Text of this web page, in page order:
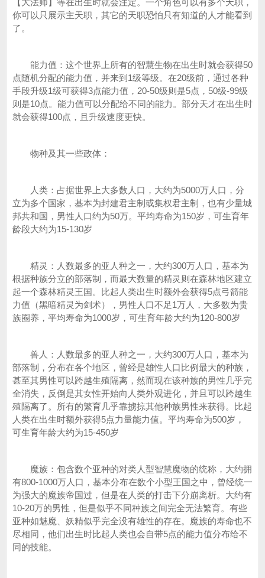
【大法师】等在出生时就会注定。一个角色可以有多个天职，
你可以只展示主天职，其它的天职恐怕只有知道的人才能看到
了。
能力值：这个世界上所有的智慧生物在出生时就会获得50
点随机分配的能力值，并来到1级等级。在20级前，通过各种
手段升级1级可获得3点能力值，20-50级则是5点，50级-99级
则是10点。能力值可以分配给不同的能力。部分天才在出生时
就会获得100点，且升级速度更快。
物种及其一些政体：
人类：占据世界上大多数人口，大约为5000万人口，分
立为多个国家，基本为封建君主制或集权君主制，也有少量城
邦共和国，男性人口约为50万。平均寿命为150岁，可生育年
龄段大约为15-130岁
精灵：人数最多的亚人种之一，大约300万人口，基本为
根据种族分立的部落制，而最大数量的精灵则在森林地区建立
起一个森林精灵王国。比起人类出生时额外会获得5点弓箭能
力值（黑暗精灵为剑术），男性人口不足1万人，大多数为贵
族圈养，平均寿命为1000岁，可生育年龄大约为120-800岁
兽人：人数最多的亚人种之一，大约300万人口，基本为
部落制，分布在各个地区，曾经是雄性人口比例最大的种族，
甚至其男性可以跨越生殖隔离，然而现在该种族的男性几乎完
全消失，反倒是其女性开始向人类外观进化，并且可以跨越生
殖隔离了。所有的繁育几乎靠掳掠其他种族男性来获得。比起
人类在出生时额外获得5点力量能力值。平均寿命为500岁，
可生育年龄大约为15-450岁
魔族：包含数个亚种的对类人型智慧魔物的统称，大约拥
有800-1000万人口，基本分布在数个小型王国之中，曾经统一
为强大的魔族帝国过，但是在人类的打击下分崩离析。大约有
10-20万的男性，但是似乎不同种族之间完全无法繁育。有些
亚种如魅魔、妖精似乎完全没有雄性的存在。魔族的寿命也不
尽相同，他们出生时比起人类也会自带5点的能力值分布给不
同的技能。